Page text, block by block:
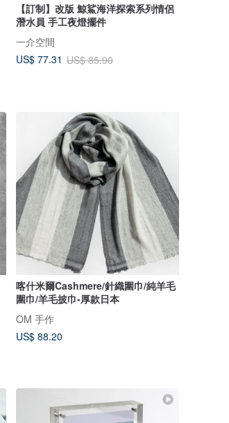
【訂制】改版 鯨鯊海洋探索系列情侶
潛水員 手工夜燈擺件
一介空間
US$ 77.31 US$ 85.90
喀什米爾Cashmere/針織圍巾/純羊毛
圍巾/羊毛披巾-厚款日本
OM 手作
US$ 88.20